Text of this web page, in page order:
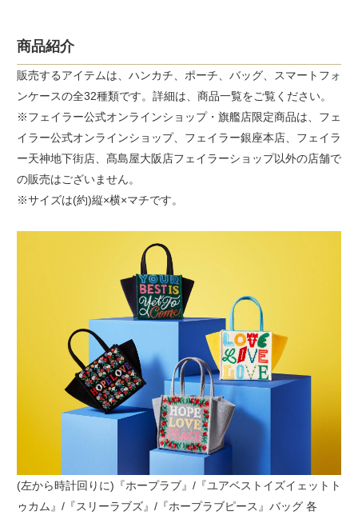
商品紹介
販売するアイテムは、ハンカチ、ポーチ、バッグ、スマートフォ
ンケースの全32種類です。詳細は、商品一覧をご覧ください。
※フェイラー公式オンラインショップ・旗艦店限定商品は、フェ
イラー公式オンラインショップ、フェイラー銀座本店、フェイラ
ー天神地下街店、髙島屋大阪店フェイラーショップ以外の店舗で
の販売はございません。
※サイズは(約)縦×横×マチです。
(左から時計回りに)『ホープラブ』/『ユアベストイズイェットト
ゥカム』/『スリーラブズ』/『ホープラブピース』バッグ 各